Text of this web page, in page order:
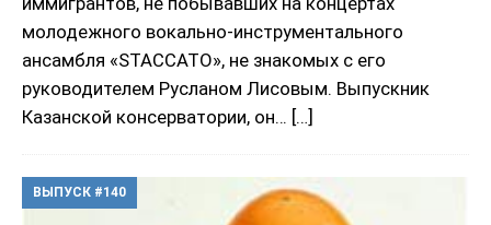
молодежного вокально-инструментального
ансамбля «STACCATO», не знакомых с его
руководителем Русланом Лисовым. Выпускник
Казанской консерватории, он… […]
ВЫПУСК #140